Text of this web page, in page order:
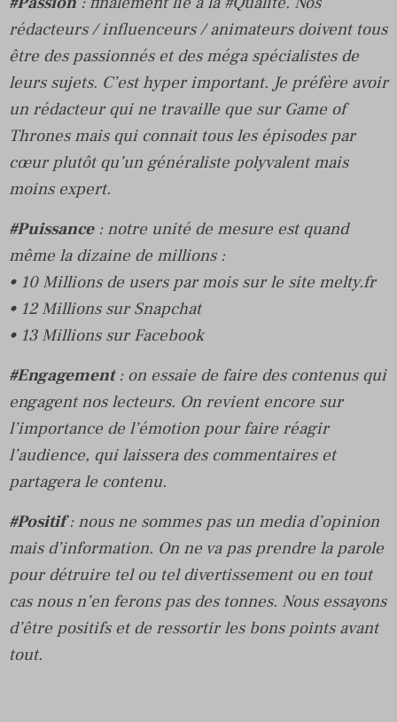
rédacteurs / influenceurs / animateurs doivent tous
être des passionnés et des méga spécialistes de
leurs sujets. C’est hyper important. Je préfère avoir
un rédacteur qui ne travaille que sur Game of
Thrones mais qui connait tous les épisodes par
cœur plutôt qu’un généraliste polyvalent mais
moins expert.
#Puissance: notre unité de mesure est quand
même la dizaine de millions :
• 10 Millions de users par mois sur le site melty.fr
• 12 Millions sur Snapchat
• 13 Millions sur Facebook
#Engagement: on essaie de faire des contenus qui
engagent nos lecteurs. On revient encore sur
l’importance de l’émotion pour faire réagir
l’audience, qui laissera des commentaires et
partagera le contenu.
#Positif: nous ne sommes pas un media d’opinion
mais d’information. On ne va pas prendre la parole
pour détruire tel ou tel divertissement ou en tout
cas nous n’en ferons pas des tonnes. Nous essayons
d’être positifs et de ressortir les bons points avant
tout.